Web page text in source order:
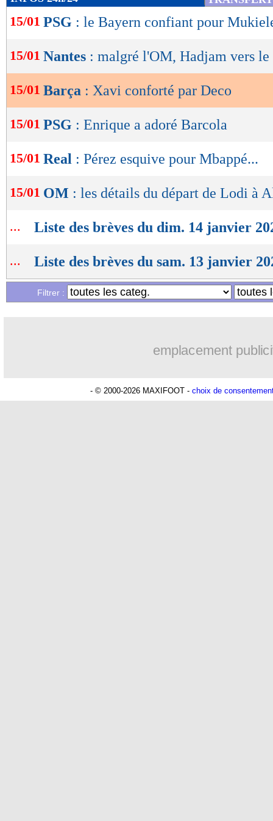
de
lecture
OK
15/01 PSG : le Bayern confiant pour
15/01 Nantes : malgré l'OM, Hadjam vers le
15/01 Barça : Xavi conforté par Deco
15/01 PSG : Enrique a adoré Barcola
15/01 Real : Pérez esquive pour Mbappé...
15/01 OM : les détails du départ de Lodi à
... Liste des brèves du dim. 14 janvier
... Liste des brèves du sam. 13 janvier
Filtrer :
emplacement
- © 2000-2026 MAXIFOOT - choix de